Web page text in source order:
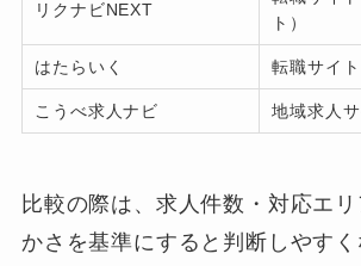
リクナビNEXT
ト）
はたらいく 転職サイト
こうべ求人ナビ 地域求人サ
比較の際は、求人件数・対応エ
かさを基準にすると判断しやすく